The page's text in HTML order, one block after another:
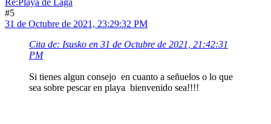
Re:Playa de Laga
#5
31 de Octubre de 2021, 23:29:32 PM
Cita de: Isusko en 31 de Octubre de 2021, 21:42:31
PM
Si tienes algun consejo en cuanto a señuelos o lo que
sea sobre pescar en playa bienvenido sea!!!!